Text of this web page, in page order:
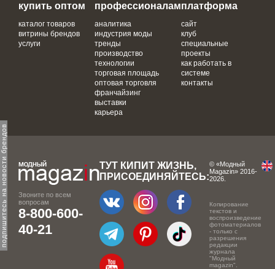
подпишитесь на новости брендов
купить оптом
каталог товаров
витрины брендов
услуги
профессионалам
аналитика
индустрия моды
тренды
производство
технологии
торговая площадь
оптовая торговля
франчайзинг
выставки
карьера
платформа
сайт
клуб
специальные
проекты
как работать в
системе
контакты
Звоните по всем
вопросам
8-800-600-
40-21
ТУТ КИПИТ ЖИЗНЬ,
ПРИСОЕДИНЯЙТЕСЬ:
© «Модный
Magazin» 2016-
2026.
Копирование
текстов и
воспроизведение
фотоматериалов
- только с
разрешения
редакции
журнала
"Модный
magazin".